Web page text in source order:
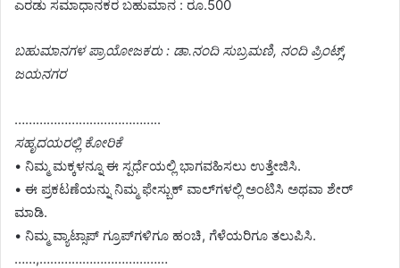
ಎರಡು ಸಮಾಧಾನಕರ ಬಹುಮಾನ : ರೂ.500
ಬಹುಮಾನಗಳ ಪ್ರಾಯೋಜಕರು : ಡಾ.ನಂದಿ ಸುಬ್ರಮಣಿ, ನಂದಿ ಪ್ರಿಂಟ್ಸ್‌,
ಜಯನಗರ
…………………………………..
ಸಹೃದಯರಲ್ಲಿ ಕೋರಿಕೆ
• ನಿಮ್ಮ ಮಕ್ಕಳನ್ನೂ ಈ ಸ್ಪರ್ಧೆಯಲ್ಲಿ ಭಾಗವಹಿಸಲು ಉತ್ತೇಜಿಸಿ.
• ಈ ಪ್ರಕಟಣೆಯನ್ನು ನಿಮ್ಮ ಫೇಸ್ಬುಕ್ ವಾಲ್‍ಗಳಲ್ಲಿ ಅಂಟಿಸಿ ಅಥವಾ ಶೇರ್
ಮಾಡಿ.
• ನಿಮ್ಮ ವ್ಯಾಟ್ಸಾಪ್ ಗ್ರೂಪ್‍ಗಳಿಗೂ ಹಂಚಿ, ಗೆಳೆಯರಿಗೂ ತಲುಪಿಸಿ.
……,………………………………